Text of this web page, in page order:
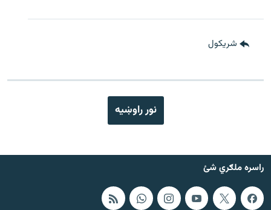
شريکول
نور راوښيه
راسره ملګري شئ